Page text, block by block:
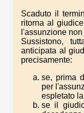
Scaduto il
ritorna al
l'assunzione
Sussistono,
anticipata al
precisamente:
se, prima
per
espletato
se il